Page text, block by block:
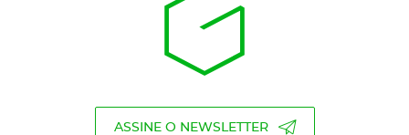
ASSINE O NEWSLETTER